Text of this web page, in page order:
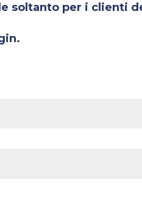
soltanto per i clienti